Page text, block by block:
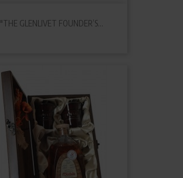
"THE GLENLIVET FOUNDER’S...